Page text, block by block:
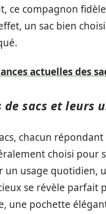
ce compagnon
un sac bien
actuelles des
sacs et leurs
chacun répondant
choisi pour
un usage quotidien,
se révèle parfait
une pochette